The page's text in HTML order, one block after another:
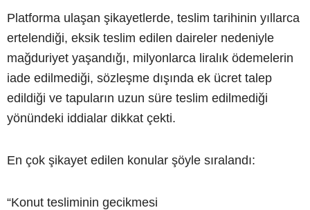
Platforma ulaşan şikayetlerde, teslim tarihinin yıllarca
ertelendiği, eksik teslim edilen daireler nedeniyle
mağduriyet yaşandığı, milyonlarca liralık ödemelerin
iade edilmediği, sözleşme dışında ek ücret talep
edildiği ve tapuların uzun süre teslim edilmediği
yönündeki iddialar dikkat çekti.
En çok şikayet edilen konular şöyle sıralandı:
“Konut tesliminin gecikmesi